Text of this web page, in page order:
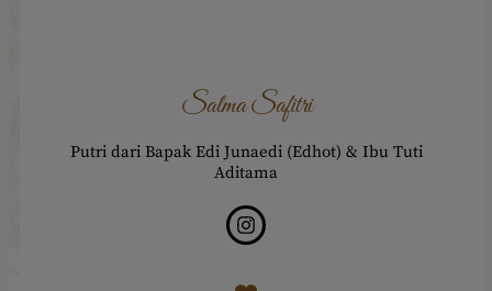
Salma Safitri
Putri dari Bapak Edi Junaedi (Edhot) & Ibu Tuti
Aditama